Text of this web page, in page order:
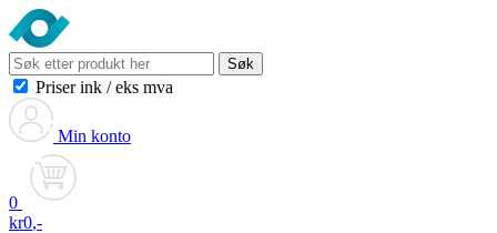
Søk
Priser ink / eks mva
Min konto
0
kr0,-